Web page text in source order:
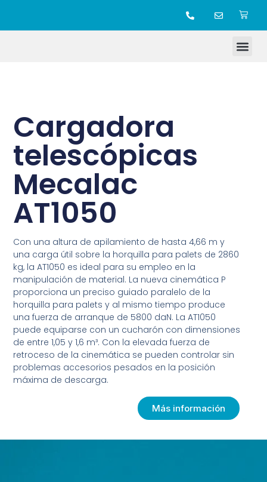
Cargadora
telescópicas
Mecalac
AT1050
Con una altura de apilamiento de hasta 4,66 m y
una carga útil sobre la horquilla para palets de 2860
kg, la AT1050 es ideal para su empleo en la
manipulación de material. La nueva cinemática P
proporciona un preciso guiado paralelo de la
horquilla para palets y al mismo tiempo produce
una fuerza de arranque de 5800 daN. La AT1050
puede equiparse con un cucharón con dimensiones
de entre 1,05 y 1,6 m³. Con la elevada fuerza de
retroceso de la cinemática se pueden controlar sin
problemas accesorios pesados en la posición
máxima de descarga.
Más información